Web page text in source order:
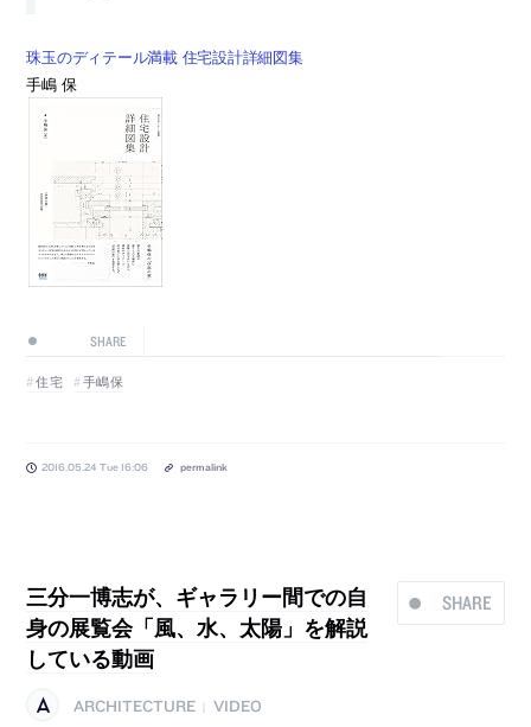
珠玉のディテール満載 住宅設計詳細図集
手嶋 保
SHARE
住宅 手嶋保
2016.05.24 Tue 16:06 permalink
SHARE
三分一博志が、ギャラリー間での自
身の展覧会「風、水、太陽」を解説
している動画
ARCHITECTURE
VIDEO